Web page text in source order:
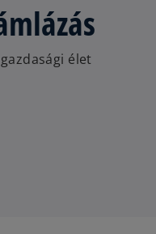
élet